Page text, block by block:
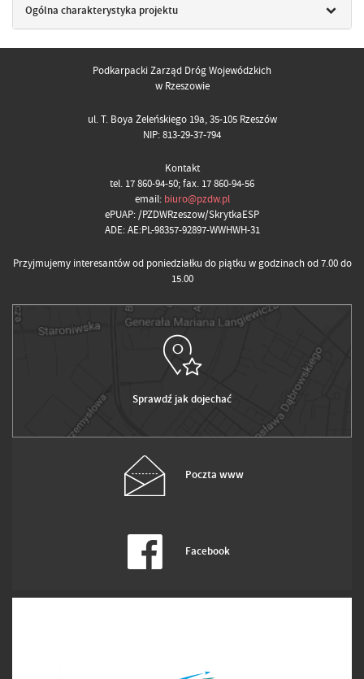
Ogólna charakterystyka projektu
Podkarpacki Zarząd Dróg Wojewódzkich
w Rzeszowie
ul. T. Boya Żeleńskiego 19a, 35-105 Rzeszów
NIP: 813-29-37-794
Kontakt
tel. 17 860-94-50; fax. 17 860-94-56
email: biuro@pzdw.pl
ePUAP: /PZDWRzeszow/SkrytkaESP
ADE: AE:PL-98357-92897-WWHWH-31
Przyjmujemy interesantów od poniedziałku do piątku w godzinach od 7.00 do
15.00
Sprawdź jak dojechać
Poczta www
Facebook